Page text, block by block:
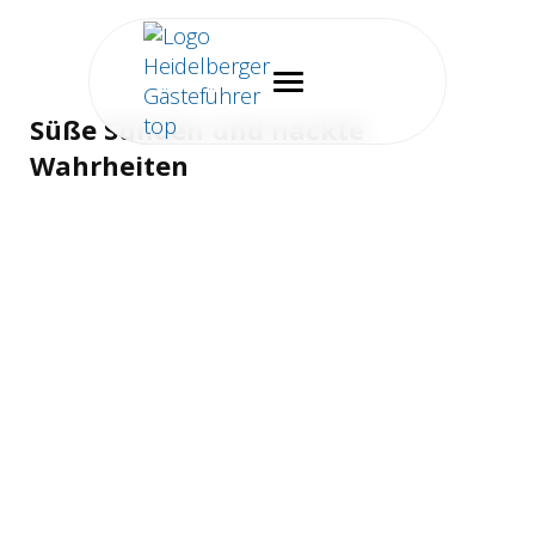
Süße Sünden und nackte
Wahrheiten